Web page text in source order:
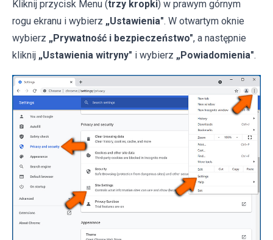
Kliknij przycisk Menu (trzy kropki) w prawym górnym
rogu ekranu i wybierz „Ustawienia". W otwartym oknie
wybierz „Prywatność i bezpieczeństwo", a następnie
kliknij „Ustawienia witryny" i wybierz „Powiadomienia".